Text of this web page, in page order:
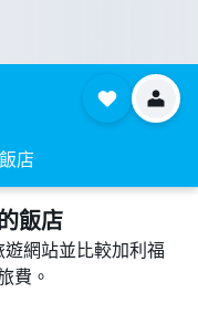
店
飯店
網站並比較加利福
費。